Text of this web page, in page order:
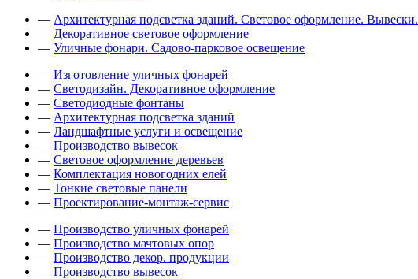
— Архитектурная подсветка зданий. Световое оформление. Вывески.
— Декоративное световое оформление
— Уличные фонари. Садово-парковое освещение
— Изготовление уличных фонарей
— Светодизайн. Декоративное оформление
— Светодиодные фонтаны
— Архитектурная подсветка зданий
— Ландшафтные услуги и освещение
— Производство вывесок
— Световое оформление деревьев
— Комплектация новогодних елей
— Тонкие световые панели
— Проектирование-монтаж-сервис
— Производство уличных фонарей
— Производство мачтовых опор
— Производство декор. продукции
— Производство вывесок